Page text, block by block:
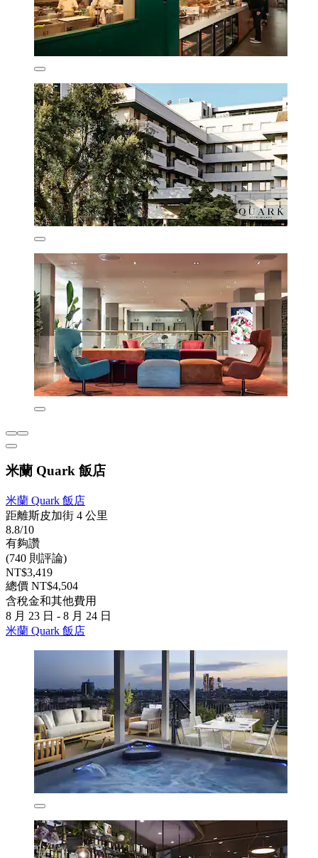
米蘭 Quark 飯店
米蘭 Quark 飯店
距離斯皮加街 4 公里
8.8/10
有夠讚
(740 則評論)
NT$3,419
總價 NT$4,504
含稅金和其他費用
8 月 23 日 - 8 月 24 日
米蘭 Quark 飯店